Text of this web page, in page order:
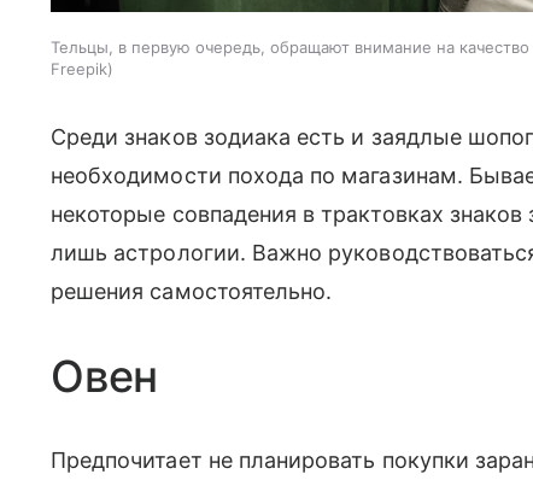
Тельцы, в первую очередь, обращают внимание на
Freepik
Среди знаков зодиака есть и заядлые
необходимости похода по магазинам.
некоторые совпадения в трактовках
лишь астрологии. Важно
решения самостоятельно.
Овен
Предпочитает не планировать покупки